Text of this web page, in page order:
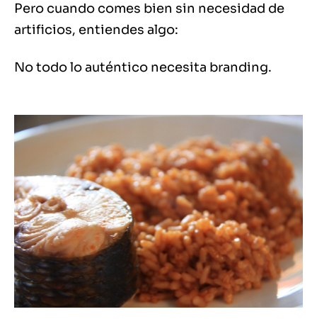
Pero cuando comes bien sin necesidad de
artificios, entiendes algo:
No todo lo auténtico necesita branding.